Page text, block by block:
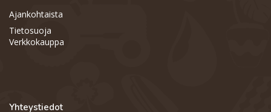
Ajankohtaista
Tietosuoja
Verkkokauppa
Yhteystiedot